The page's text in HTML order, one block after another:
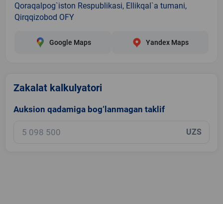
Qoraqalpog`iston Respublikasi, Ellikqal`a tumani,
Qirqqizobod OFY
Google Maps Yandex Maps
Zakalat kalkulyatori
Auksion qadamiga bog‘lanmagan taklif
UZS